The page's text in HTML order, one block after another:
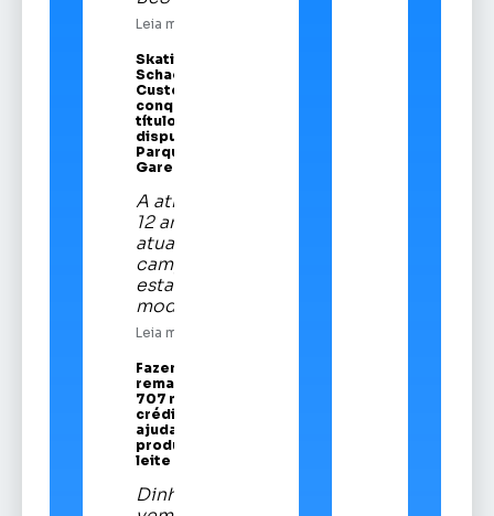
Leia mais
Skatista Alice
Schaeffer
Custódio
conquista
título em
disputa no
Parque da
Gare
A atleta de
12 anos é a
atual
campeã
estadual da
modalidade
Leia mais
Fazenda
remaneja R$
707 mi em
crédito para
ajudar
produtores de
leite
Dinheiro